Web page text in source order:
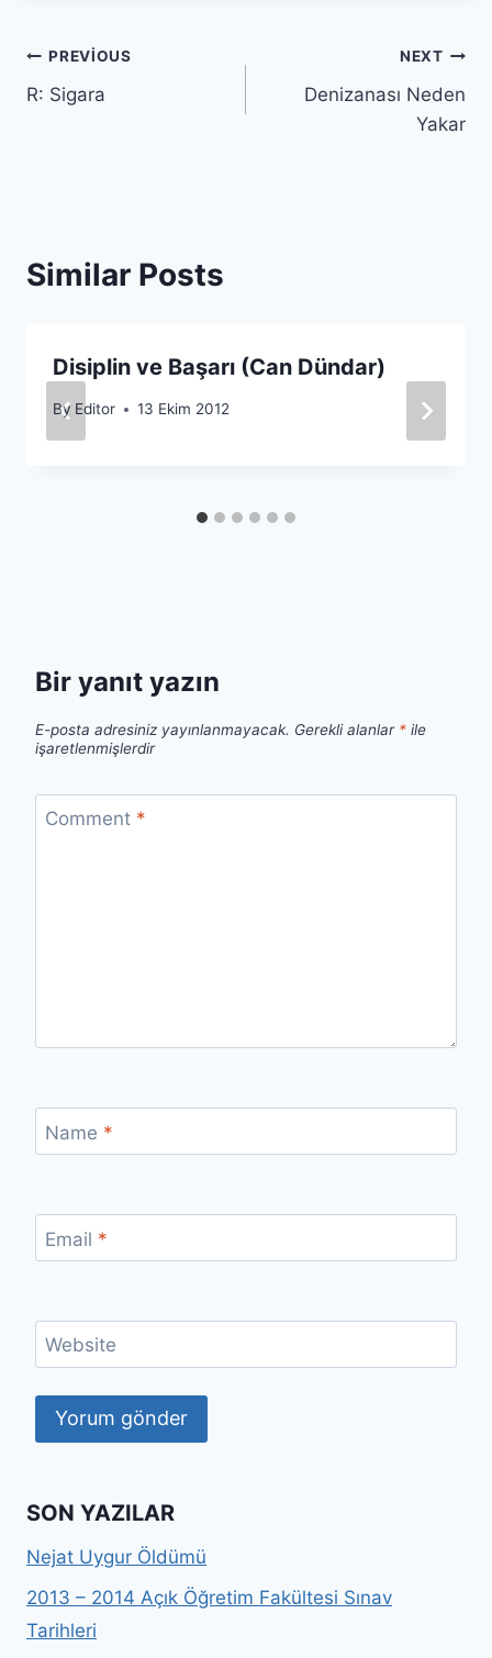
Yazı
gezinmesi
PREVIOUS
R: Sigara
NEXT
Denizanası Neden
Yakar
Similar Posts
Disiplin ve Başarı (Can Dündar)
By Editor 13 Ekim 2012
Bir yanıt yazın
E-posta adresiniz yayınlanmayacak. Gerekli alanlar * ile
işaretlenmişlerdir
Comment *
Name *
Email *
Website
SON YAZILAR
Nejat Uygur Öldümü
2013 – 2014 Açık Öğretim Fakültesi Sınav
Tarihleri